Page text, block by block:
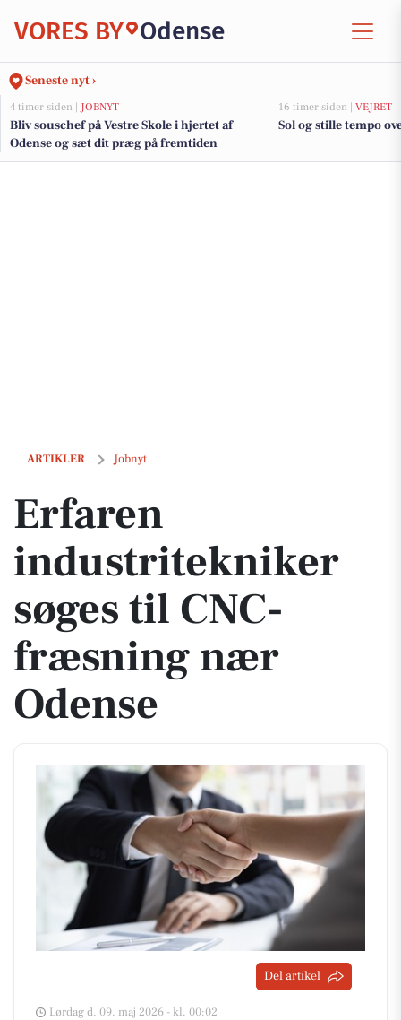
VORES BY Odense
Seneste nyt ›
4 timer siden | JOBNYT
Bliv souschef på Vestre Skole i hjertet af
Odense og sæt dit præg på fremtiden
16 timer siden | VEJRET
Sol og stille tempo
ARTIKLER Jobnyt
Erfaren industritekniker søges til CNC-fræsning nær Odense
Erfaren
industritekniker
søges til CNC-
fræsning nær
Odense
Del artikel
Lørdag d. 09. maj 2026 - kl. 00:02